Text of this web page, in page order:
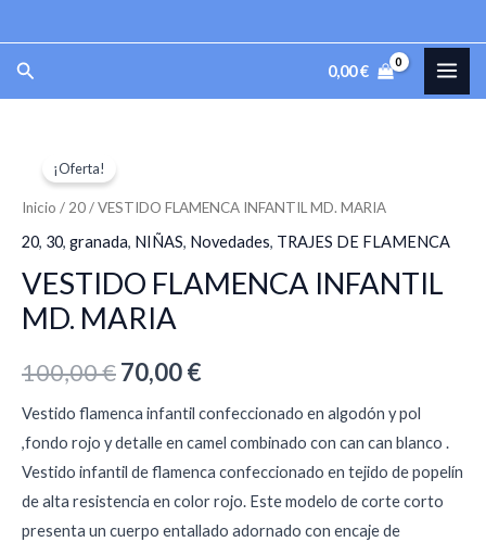
al
contenido
Buscar 0,00€
¡Oferta!
Inicio / 20/ VESTIDO FLAMENCA INFANTIL MD. MARIA
20, 30, granada, NIÑAS, Novedades, TRAJES DE FLAMENCA
VESTIDO FLAMENCA INFANTIL
MD. MARIA
100,00€
precio
original
era:
100,00 €.
70,00€
precio
actual
es:
Vestido flamenca infantil confeccionado en algodón y pol
,fondo rojo y detalle en camel combinado con can can blanco .
Vestido infantil de flamenca confeccionado en tejido de popelín
de alta resistencia en color rojo. Este modelo de corte corto
presenta un cuerpo entallado adornado con encaje de
FLAMENCA
INFANTIL
MD.
cantidad